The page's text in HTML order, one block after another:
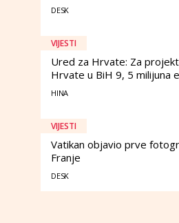
DESK
VIJESTI
Ured za Hrvate: Za
Hrvate u BiH 9, 5 milijuna
HINA
VIJESTI
Vatikan objavio prve
Franje
DESK